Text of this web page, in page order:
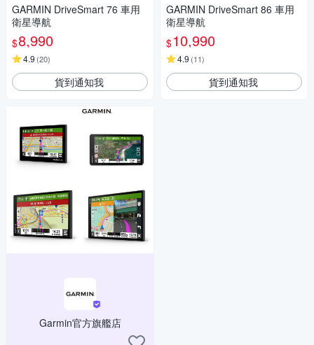
GARMIN DriveSmart 76 車用
衛星導航
$8,990
4.9 (20)
貨到通知我
Garmin官方旗艦店
GARMIN DriveSmart 86 車用
衛星導航
$10,990
4.9 (11)
貨到通知我